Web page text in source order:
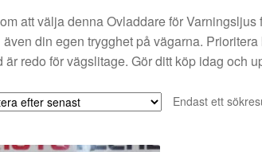
att välja denna Ovladdare för
även din egen trygghet på vägarna.
är redo för vägslitage. Gör ditt köp idag och
Endast ett